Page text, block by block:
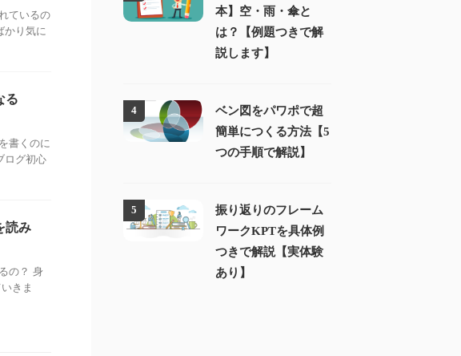
ているの
り気に
る
書くのに
ログ初心
読み
の？ 身
きま
本】空・雨・傘と
は？【例題つきで解
説します】
4
ベン図をパワポで超
簡単につくる方法【5
つの手順で解説】
5
振り返りのフレーム
ワークKPTを具体例
つきで解説【実体験
あり】